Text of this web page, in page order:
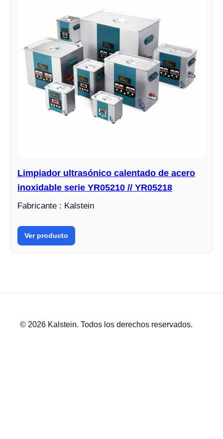
Limpiador ultrasónico calentado de acero
inoxidable serie YR05210 // YR05218
Fabricante : Kalstein
Ver producto
© 2026 Kalstein. Todos los derechos reservados.